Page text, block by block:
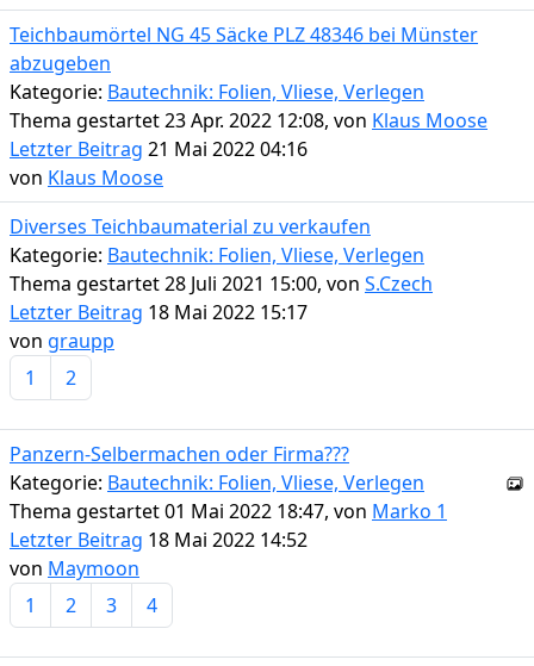
Teichbaumörtel NG 45 Säcke PLZ 48346 bei Münster
abzugeben
Kategorie: Bautechnik: Folien, Vliese, Verlegen
Thema gestartet 23 Apr. 2022 12:08, von Klaus Moose
Letzter Beitrag 21 Mai 2022 04:16
von Klaus Moose
Diverses Teichbaumaterial zu verkaufen
Kategorie: Bautechnik: Folien, Vliese, Verlegen
Thema gestartet 28 Juli 2021 15:00, von S.Czech
Letzter Beitrag 18 Mai 2022 15:17
von graupp
1
2
Panzern-Selbermachen oder Firma???
Kategorie: Bautechnik: Folien, Vliese, Verlegen
Thema gestartet 01 Mai 2022 18:47, von Marko 1
Letzter Beitrag 18 Mai 2022 14:52
von Maymoon
1
2 3 4